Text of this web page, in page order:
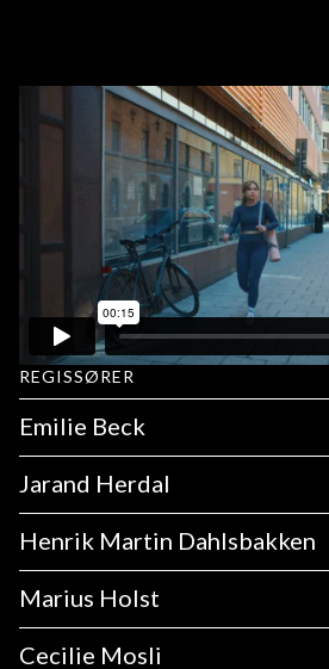
REGISSØRER
Emilie Beck
Jarand Herdal
Henrik Martin Dahlsbakken
Marius Holst
Cecilie Mosli